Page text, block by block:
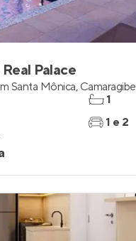
Palace
Santa Mônica, Camaragibe
1
1 e 2